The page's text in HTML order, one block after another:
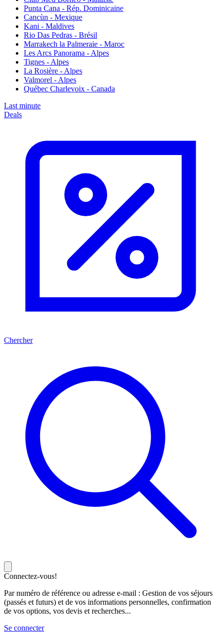
Punta Cana - Rép. Dominicaine
Cancùn - Mexique
Kani - Maldives
Rio Das Pedras - Brésil
Marrakech la Palmeraie - Maroc
Les Arcs Panorama - Alpes
Tignes - Alpes
La Rosière - Alpes
Valmorel - Alpes
Québec Charlevoix - Canada
Last minute
Deals
Chercher
Connectez-vous!
Par numéro de référence ou adresse e-mail : Gestion de vos séjours
(passés et futurs) et de vos informations personnelles, confirmation
de vos options, vos devis et recherches...
Se connecter